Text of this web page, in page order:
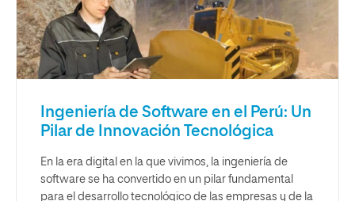
Ingeniería de Software en el Perú: Un
Pilar de Innovación Tecnológica
En la era digital en la que vivimos, la ingeniería de
software se ha convertido en un pilar fundamental
para el desarrollo tecnológico de las empresas y de la